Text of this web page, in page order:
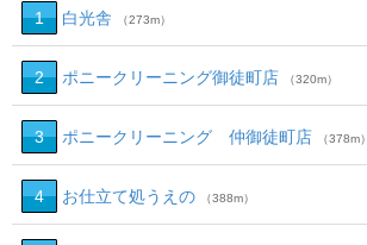
1 白光舎 （273m）
2 ポニークリーニング御徒町店 （320m）
3 ポニークリーニング 仲御徒町店 （378m）
4 お仕立て処うえの （388m）